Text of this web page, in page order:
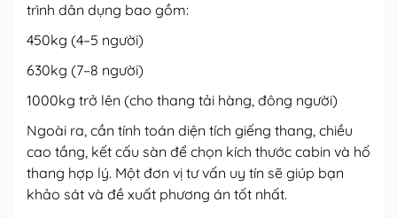
trình dân dụng bao gồm:
450kg (4–5 người)
630kg (7–8 người)
1000kg trở lên (cho thang tải hàng, đông người)
Ngoài ra, cần tính toán diện tích giếng thang, chiều
cao tầng, kết cấu sàn để chọn kích thước cabin và hố
thang hợp lý. Một đơn vị tư vấn uy tín sẽ giúp bạn
khảo sát và đề xuất phương án tốt nhất.